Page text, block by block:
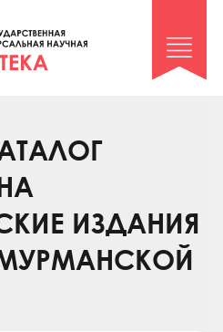
архив»
ИЗДАНИЯ